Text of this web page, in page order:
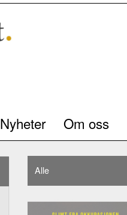
Nyheter Om oss
Alle